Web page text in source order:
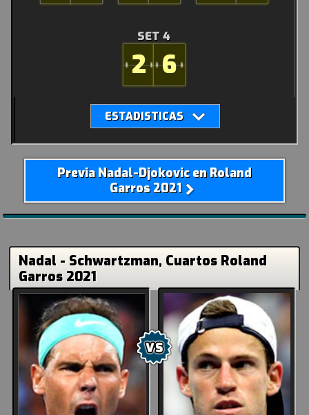
SET 4
2 6
Previa Nadal-Djokovic en Roland
Garros 2021
Nadal - Schwartzman, Cuartos Roland
Garros 2021